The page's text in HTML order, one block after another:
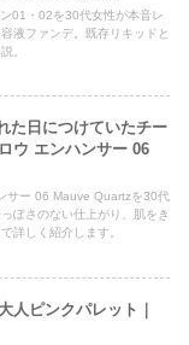
01・02を30代女性が本音レ
液ファンデ。既存リキッドと
。
た日につけていたチー
ウ エンハンサー 06
サー 06 Mauve Quartzを30代
ぽさのない仕上がり、肌をき
詳しく紹介します。
人ピンクパレット｜